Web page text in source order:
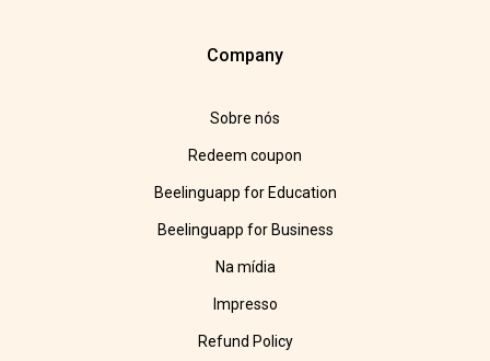
Company
Sobre nós
Redeem coupon
Beelinguapp for Education
Beelinguapp for Business
Na mídia
Impresso
Refund Policy